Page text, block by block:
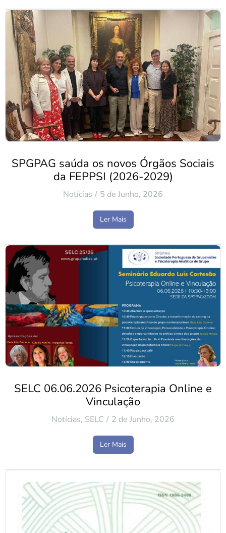
SPGPAG saúda os novos Órgãos Sociais
da FEPPSI (2026-2029)
Notícias 5 de Junho, 2026
Ler Mais
SELC 06.06.2026 Psicoterapia Online e
Vinculação
Notícias, SELC 2 de Junho, 2026
Ler Mais